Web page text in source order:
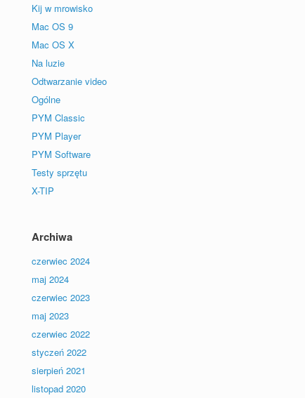
Kij w mrowisko
Mac OS 9
Mac OS X
Na luzie
Odtwarzanie video
Ogólne
PYM Classic
PYM Player
PYM Software
Testy sprzętu
X-TIP
Archiwa
czerwiec 2024
maj 2024
czerwiec 2023
maj 2023
czerwiec 2022
styczeń 2022
sierpień 2021
listopad 2020